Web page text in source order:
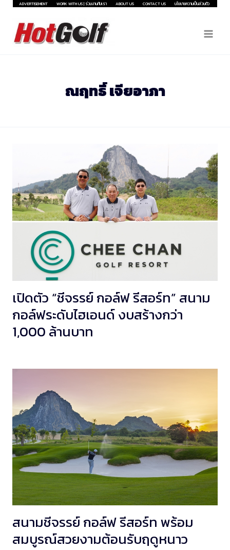
Skip
content
ADVERTISEMENT WORK WITH US | ร่วมงานกับเรา ABOUT US CONTACT US นโยบายความเป็นส่วนตัว
ณฤทธิ์ เจียอาภา
เปิดตัว “ชีจรรย์ กอล์ฟ รีสอร์ท” สนาม
กอล์ฟระดับไฮเอนด์ งบสร้างกว่า
1,000 ล้านบาท
สนามชีจรรย์ กอล์ฟ รีสอร์ท พร้อม
สมบูรณ์สวยงามต้อนรับฤดูหนาว